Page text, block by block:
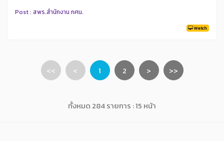
Post : สพร.สำนักงาน กศน.
Watch
<< < 1 2 > >>
ทั้งหมด 284 รายการ : 15 หน้า